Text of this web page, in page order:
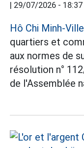
| 29/07/2026 - 18:37
Hô Chi Minh-Ville
quartiers et
aux normes de
résolution n°
de l'Assemblée